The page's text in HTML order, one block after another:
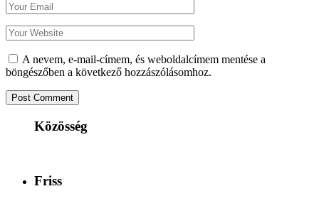
A nevem, e-mail-címem, és weboldalcímem mentése a
böngészőben a következő hozzászólásomhoz.
Közösség
Friss